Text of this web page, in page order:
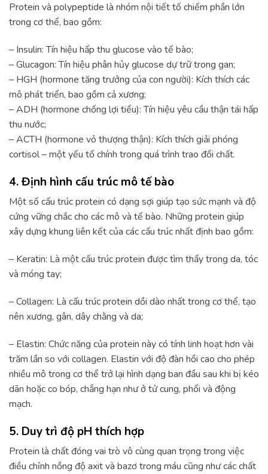
Protein và polypeptide là nhóm nội tiết tố chiếm phần lớn
trong cơ thể, bao gồm:
– Insulin: Tín hiệu hấp thu glucose vào tế bào;
– Glucagon: Tín hiệu phân hủy glucose dự trữ trong gan;
– HGH (hormone tăng trưởng của con người): Kích thích các
mô phát triển, bao gồm cả xương;
– ADH (hormone chống lợi tiểu): Tín hiệu yêu cầu thận tái hấp
thu nước;
– ACTH (hormone vỏ thượng thận): Kích thích giải phóng
cortisol – một yếu tố chính trong quá trình trao đổi chất.
4. Định hình cấu trúc mô tế bào
Một số cấu trúc protein có dạng sợi giúp tạo sức mạnh và độ
cứng vững chắc cho các mô và tế bào. Những protein giúp
xây dựng khung liên kết của các cấu trúc nhất định bao gồm:
– Keratin: Là một cấu trúc protein được tìm thấy trong da, tóc
và móng tay;
– Collagen: Là cấu trúc protein dồi dào nhất trong cơ thể, tạo
nên xương, gân, dây chằng và da;
– Elastin: Chức năng của protein này có tính linh hoạt hơn vài
trăm lần so với collagen. Elastin với độ đàn hồi cao cho phép
nhiều mô trong cơ thể trở lại hình dạng ban đầu sau khi bị kéo
dãn hoặc co bóp, chẳng hạn như ở tử cung, phổi và động
mạch.
5. Duy trì độ pH thích hợp
Protein là chất đóng vai trò vô cùng quan trọng trong việc
điều chỉnh nồng độ axit và bazơ trong máu cũng như các chất